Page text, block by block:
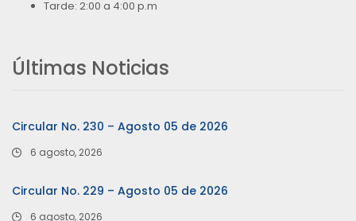
Tarde: 2:00 a 4:00 p.m
Últimas Noticias
Circular No. 230 – Agosto 05 de 2026
6 agosto, 2026
Circular No. 229 – Agosto 05 de 2026
6 agosto, 2026